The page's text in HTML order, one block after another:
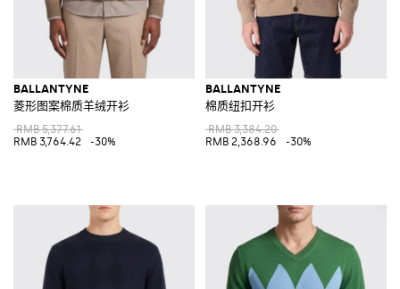
BALLANTYNE
菱形图案棉质羊绒开衫
RMB 5,377.61
RMB 3,764.42
-30%
BALLANTYNE
棉质纽扣开衫
RMB 3,384.20
RMB 2,368.96
-30%